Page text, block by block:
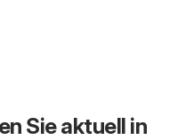
Sie aktuell in